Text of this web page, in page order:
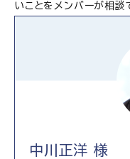
いことをメンバーが相談
中川正洋 様